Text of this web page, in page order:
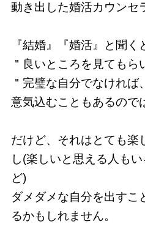
動き出した婚活カウンセ
『結婚』『婚活』と聞く
＂良いところを見てもら
＂完璧な自分でなければ
意気込むこともあるので
だけど、それはとても楽
し(楽しいと思える人も
ど)
ダメダメな自分を出すこ
るかもしれません。